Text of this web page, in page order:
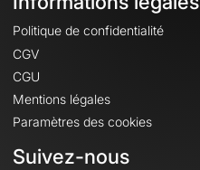
Politique de confidentialité
CGV
CGU
Mentions légales
Paramètres des cookies
Suivez-nous